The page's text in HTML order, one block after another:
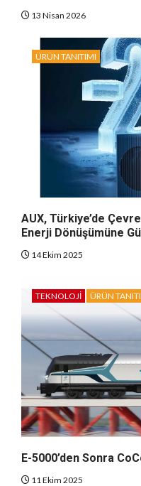
13 Nisan 2026
ÜRÜN TANITIMI
AUX, Türkiye’de
Enerji Dönüşümüne
14 Ekim 2025
TEKNOLOJI ÜRÜN
E-5000’den Sonra
11 Ekim 2025